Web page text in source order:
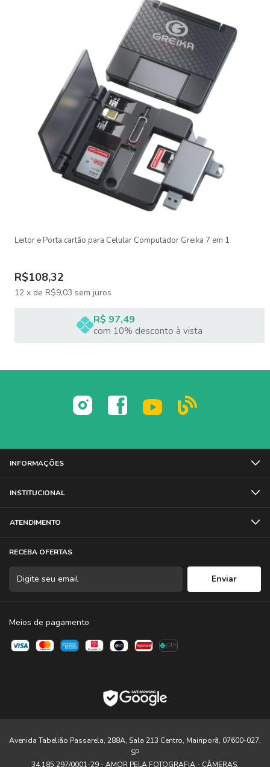
Leitor e Porta cartão para Celular Computador Greika 7 em 1
R$108,32
12 x de R$9,03 sem juros
R$ 97,49
com 10% desconto à vista
INFORMAÇÕES
INSTITUCIONAL
ATENDIMENTO
RECEBA OFERTAS
Meios de pagamento
Avenida Tabelião Passarela, 288A, Sala 213 Centro, Mairiporã, 07600-027,
SP
34.185.297/0001-29 - AMOR PELA FOTOGRAFIA - CÂMERAS,